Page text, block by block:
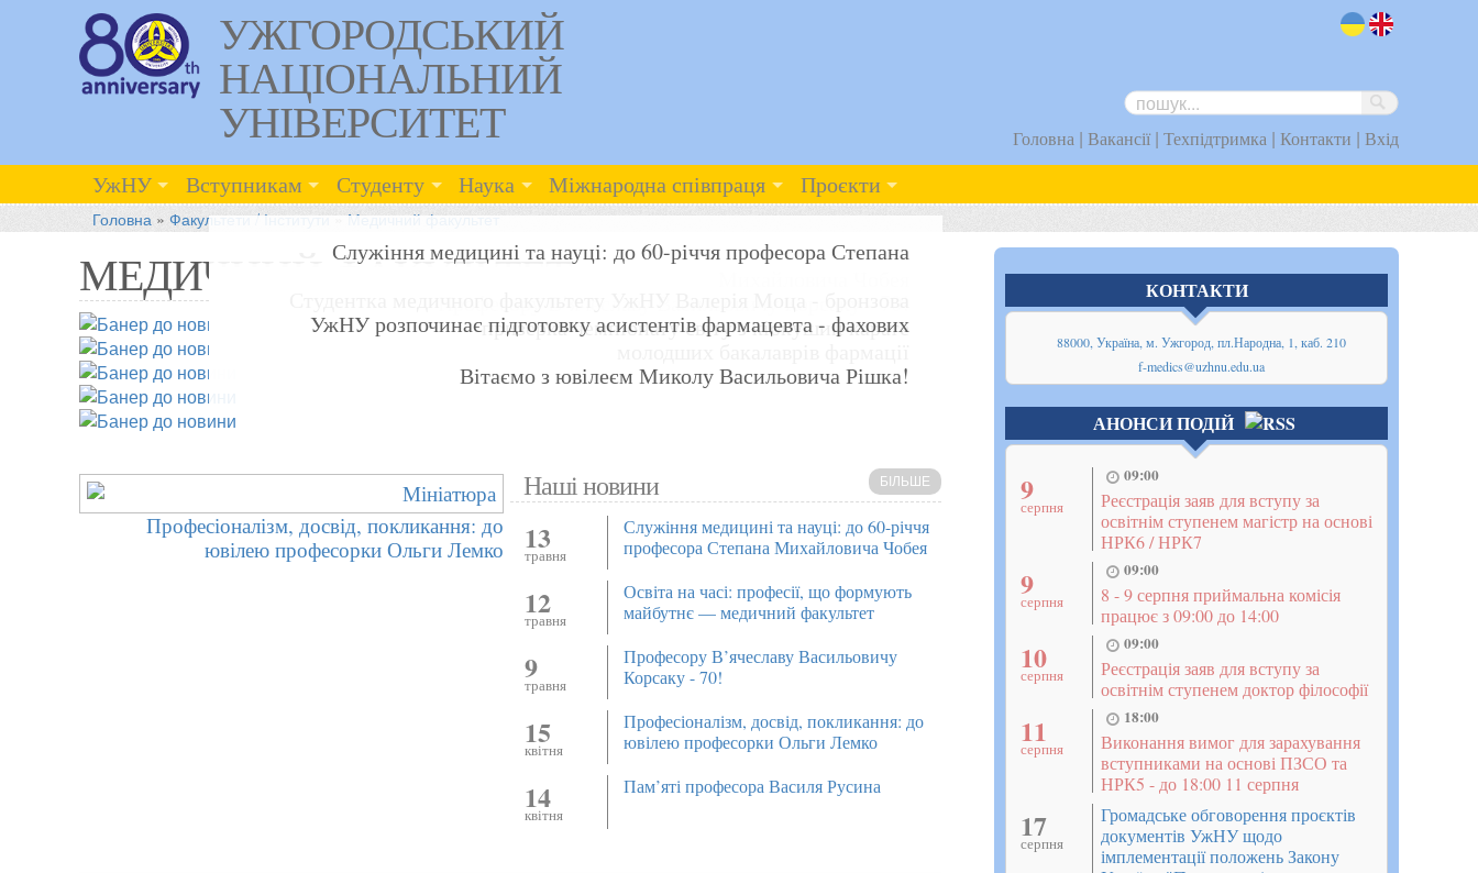
УЖГОРОДСЬКИЙ
НАЦІОНАЛЬНИЙ
УНІВЕРСИТЕТ Головна | Вакансії| Техпідтримка | Контакти | Вхід
УжНУ Вступникам Студенту Наука Міжнародна співпраця Проєкти
Головна » Факультети / Інститути»Медичний факультет
МЕДИЧНИЙ ФАКУЛЬТЕТСлужіння медицині та науці: до 60-річчя професора Степана
призерка чемпіонату світу з кіокушин карате
УжНУ розпочинає підготовку асистентів фармацевта - фахових
Вітаємо з ювілеєм Миколу Васильовича Рішка!
Професіоналізм, досвід, покликання: до
ювілею професорки Ольги Лемко
Наші новини БІЛЬШЕ
13
травня
Служіння медицині та науці: до 60-річчя
професора Степана Михайловича Чобея
12
травня
Освіта на часі: професії, що формують
майбутнє — медичний факультет
9
травня
Професору В’ячеславу Васильовичу
Корсаку - 70!
15
квітня
Професіоналізм, досвід, покликання: до
ювілею професорки Ольги Лемко
14
квітня
Пам’яті професора Василя Русина
КОНТАКТИ
88000, Україна, м. Ужгород, пл.Народна, 1, каб. 210
f-medics@uzhnu.edu.ua
АНОНСИ ПОДІЙ
9
серпня
09:00
Реєстрація заяв для вступу за
освітнім ступенем магістр на основі
НРК6 / НРК7
9
серпня
09:00
8 - 9 серпня приймальна комісія
працює з 09:00 до 14:00
10
серпня
09:00
Реєстрація заяв для вступу за
освітнім ступенем доктор філософії
11
серпня
18:00
Виконання вимог для зарахування
вступниками на основі ПЗСО та
НРК5 - до 18:00 11 серпня
17
серпня
Громадське обговорення проєктів
документів УжНУ щодо
імплементації положень Закону